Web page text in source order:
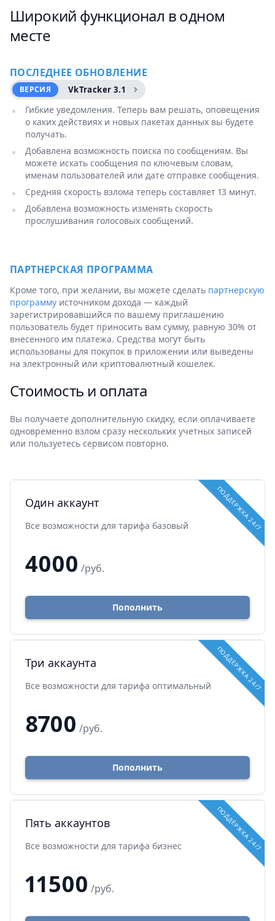
Широкий функционал в одном
месте
ПОСЛЕДНЕЕ ОБНОВЛЕНИЕ
ВЕРСИЯ VkTracker 3.1
Гибкие уведомления. Теперь вам решать, оповещения
о каких действиях и новых пакетах данных вы будете
получать.
Добавлена возможность поиска по сообщениям. Вы
можете искать сообщения по ключевым словам,
именам пользователей или дате отправке сообщения.
Средняя скорость взлома теперь составляет 13 минут.
Добавлена возможность изменять скорость
прослушивания голосовых сообщений.
ПАРТНЕРСКАЯ ПРОГРАММА
Кроме того, при желании, вы можете сделать партнерскую
программу источником дохода — каждый
зарегистрировавшийся по вашему приглашению
пользователь будет приносить вам сумму, равную 30% от
внесенного им платежа. Средства могут быть
использованы для покупок в приложении или выведены
на электронный или криптовалютный кошелек.
Стоимость и оплата
Вы получаете дополнительную скидку, если оплачиваете
одновременно взлом сразу нескольких учетных записей
или пользуетесь сервисом повторно.
ПОДДЕРЖКА 24/7
Один аккаунт
Все возможности для тарифа базовый
4000 /руб.
Пополнить
ПОДДЕРЖКА 24/7
Три аккаунта
Все возможности для тарифа оптимальный
8700 /руб.
Пополнить
ПОДДЕРЖКА 24/7
Пять аккаунтов
Все возможности для тарифа бизнес
11500 /руб.